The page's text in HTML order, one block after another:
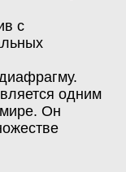
с
одним
Он